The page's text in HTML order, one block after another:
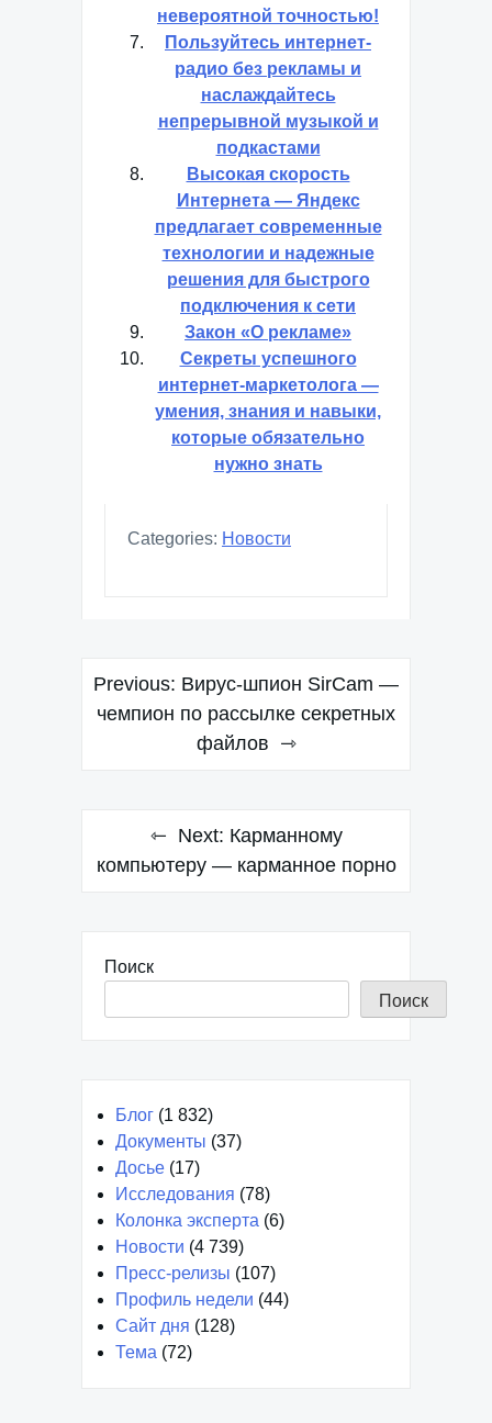
невероятной точностью!
Пользуйтесь интернет-
радио без рекламы и
наслаждайтесь
непрерывной музыкой и
подкастами
Высокая скорость
Интернета — Яндекс
предлагает современные
технологии и надежные
решения для быстрого
подключения к сети
Закон «О рекламе»
Секреты успешного
интернет-маркетолога —
умения, знания и навыки,
которые обязательно
нужно знать
Categories: Новости
Навигация
по
Previous: Вирус-шпион SirCam —
чемпион по рассылке секретных
файлов
Next: Карманному
компьютеру — карманное порно
Поиск
Поиск
Блог (1 832)
Документы (37)
Досье (17)
Исследования (78)
Колонка эксперта (6)
Новости (4 739)
Пресс-релизы (107)
Профиль недели (44)
Сайт дня (128)
Тема (72)